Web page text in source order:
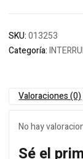
SKU:013253
Categoría:
Valoraciones (0)
No hay
Sé el